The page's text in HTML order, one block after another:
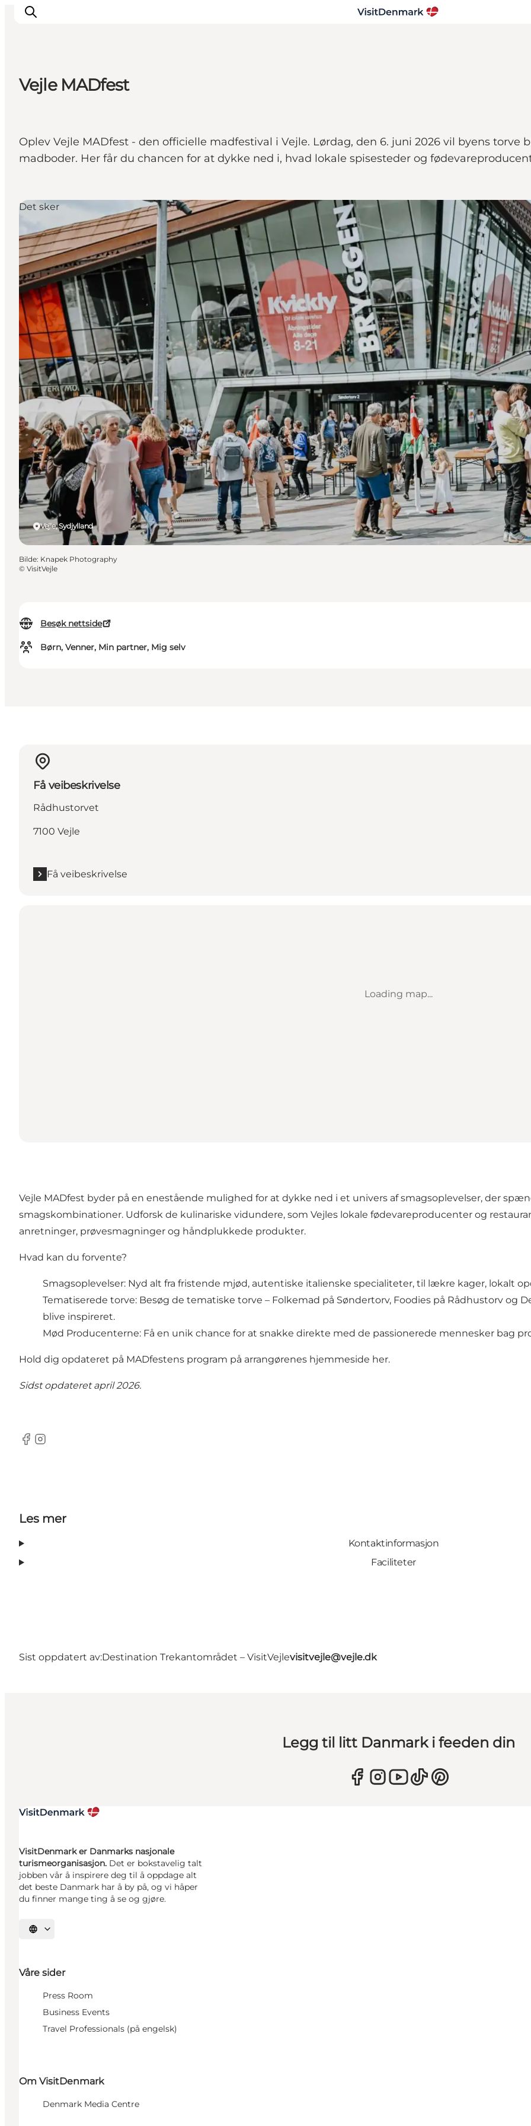
Aktiviteter
Overnatting
Vejle MADfest
Oplev Vejle MADfest - den officielle madfestival i Vejle. Lørdag, den 6. juni 2026 vil byens
madboder. Her får du chancen for at dykke ned i, hvad lokale spisesteder og
Besøk nettside
Børn, Venner, Min partner, Mig selv
Vejle, Sydjylland
Det sker
Bilde: Knapek Photography
© VisitVejle
Få veibeskrivelse
Rådhustorvet
7100 Vejle
Få veibeskrivelse
Loading map...
Vejle MADfest byder på en enestående mulighed for at dykke ned i et univers af smagsoplevelser, der
smagskombinationer. Udforsk de kulinariske vidundere, som Vejles lokale fødevareproducenter og
anretninger, prøvesmagninger og håndplukkede produkter.
Hvad kan du forvente?
Smagsoplevelser: Nyd alt fra fristende mjød, autentiske italienske specialiteter, til lækre kager, lokalt
Tematiserede torve: Besøg de tematiske torve – Folkemad på Søndertorv, Foodies på Rådhustorv og
blive inspireret.
Mød Producenterne: Få en unik chance for at snakke direkte med de passionerede mennesker bag
Hold dig opdateret på MADfestens program på arrangørenes hjemmeside her.
Sidst opdateret april 2026.
Facebook
Instagram
Les mer
Kontaktinformasjon
Faciliteter
Sist oppdatert av:Destination Trekantområdet – VisitVejlevisitvejle@vejle.dk
Legg til litt Danmark i feeden din
VisitDenmark er Danmarks nasjonale
turismeorganisasjon. Det er bokstavelig talt
jobben vår å inspirere deg til å oppdage alt
det beste Danmark har å by på, og vi håper
du finner mange ting å se og gjøre.
Velg språk
Våre sider
Press Room
Business Events
Travel Professionals (på engelsk)
Om VisitDenmark
Denmark Media Centre